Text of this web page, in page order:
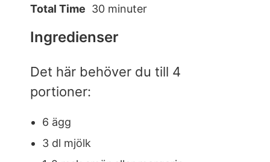
Total Time 30 minuter
Ingredienser
Det här behöver du till 4
portioner:
6 ägg
3 dl mjölk